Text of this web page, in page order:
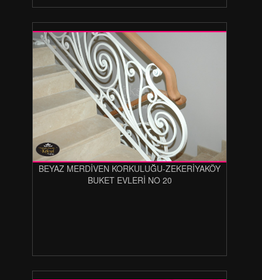
BEYAZ MERDİVEN KORKULUĞU-ZEKERİYAKÖY
BUKET EVLERİ NO 20